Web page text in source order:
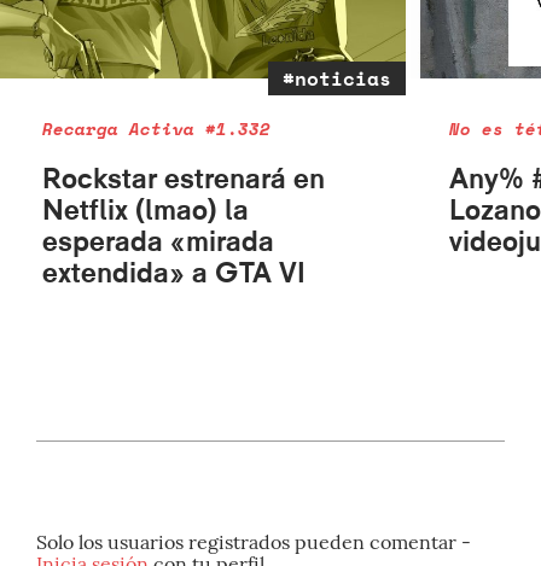
#noticias
Recarga Activa #1.332
Rockstar estrenará en
Netflix (lmao) la
esperada «mirada
extendida» a GTA VI
No es
Any%
Solo los usuarios registrados pueden comentar -